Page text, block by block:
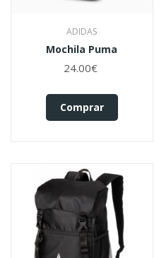
ADIDAS
Mochila Puma
24.00€
Comprar